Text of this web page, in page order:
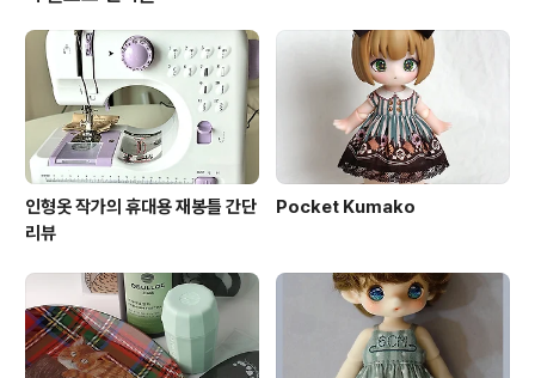
인형옷 작가의 휴대용 재봉틀 간단
리뷰
Pocket Kumako